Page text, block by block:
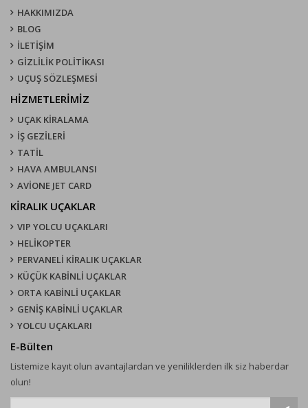
HAKKIMIZDA
BLOG
İLETİŞİM
GİZLİLİK POLİTİKASI
UÇUŞ SÖZLEŞMESI
HİZMETLERİMİZ
UÇAK KIRALAMA
İŞ GEZİLERİ
TATİL
HAVA AMBULANSI
AVİONE JET CARD
KIRALIK UÇAKLAR
VIP YOLCU UÇAKLARI
HELİKOPTER
PERVANELİ KİRALIK UÇAKLAR
KÜÇÜK KABİNLİ UÇAKLAR
ORTA KABİNLİ UÇAKLAR
GENİŞ KABİNLİ UÇAKLAR
YOLCU UÇAKLARI
E-Bülten
Listemize kayıt olun avantajlardan ve yeniliklerden ilk siz haberdar
olun!